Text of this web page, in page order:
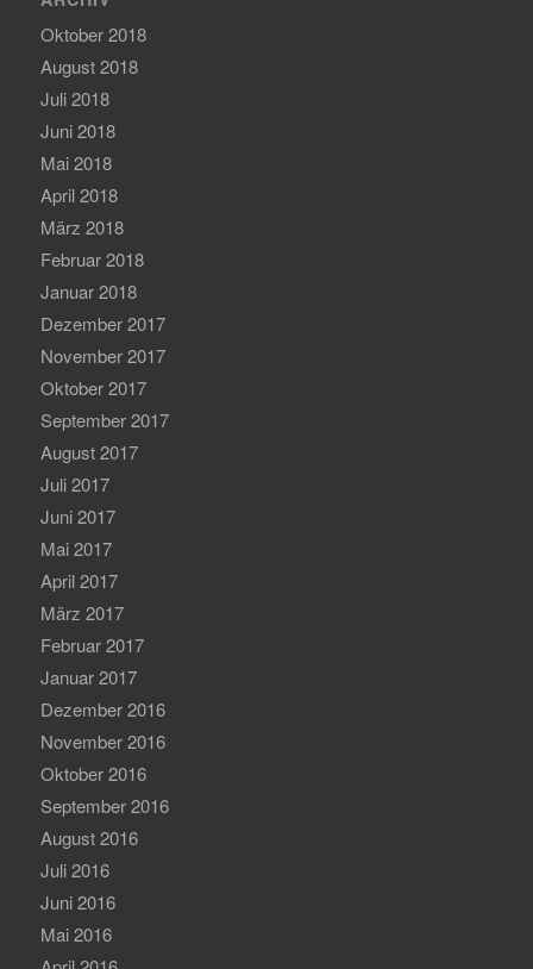
Oktober 2018
August 2018
Juli 2018
Juni 2018
Mai 2018
April 2018
März 2018
Februar 2018
Januar 2018
Dezember 2017
November 2017
Oktober 2017
September 2017
August 2017
Juli 2017
Juni 2017
Mai 2017
April 2017
März 2017
Februar 2017
Januar 2017
Dezember 2016
November 2016
Oktober 2016
September 2016
August 2016
Juli 2016
Juni 2016
Mai 2016